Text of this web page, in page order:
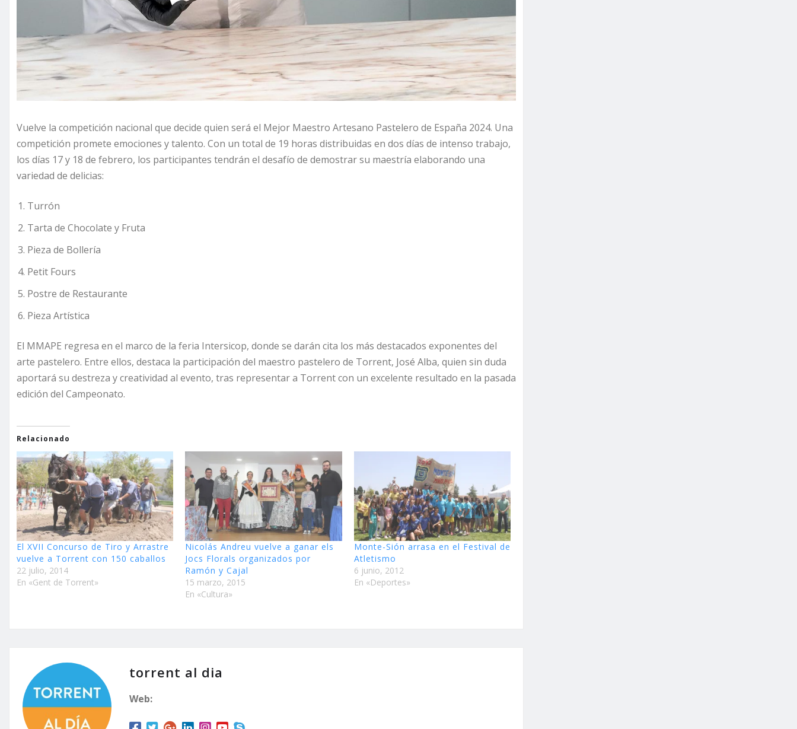
Vuelve la competición nacional que decide quien será el Mejor Maestro Artesano Pastelero de España 2024. Una
competición promete emociones y talento. Con un total de 19 horas distribuidas en dos días de intenso trabajo,
los días 17 y 18 de febrero, los participantes tendrán el desafío de demostrar su maestría elaborando una
variedad de delicias:
Turrón
Tarta de Chocolate y Fruta
Pieza de Bollería
Petit Fours
Postre de Restaurante
Pieza Artística
El MMAPE regresa en el marco de la feria Intersicop, donde se darán cita los más destacados exponentes del
arte pastelero. Entre ellos, destaca la participación del maestro pastelero de Torrent, José Alba, quien sin duda
aportará su destreza y creatividad al evento, tras representar a Torrent con un excelente resultado en la pasada
edición del Campeonato.
Relacionado
El XVII Concurso de Tiro y Arrastre
vuelve a Torrent con 150 caballos
22 julio, 2014
En «Gent de Torrent»
Nicolás Andreu vuelve a ganar els
Jocs Florals organizados por
Ramón y Cajal
15 marzo, 2015
En «Cultura»
Monte-Sión arrasa en el Festival de
Atletismo
6 junio, 2012
En «Deportes»
torrent al dia
Web: